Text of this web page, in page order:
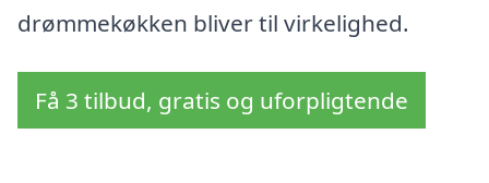
drømmekøkken bliver til virkelighed.
Få 3 tilbud, gratis og uforpligtende